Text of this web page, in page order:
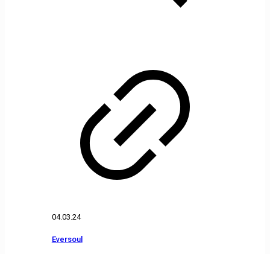
04.03.24
Eversoul